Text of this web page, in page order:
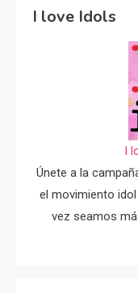
I love Idols
I
Únete a la
el movimiento
vez seamos